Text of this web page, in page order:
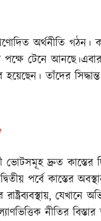
অর্থনীতি গঠন।
পক্ষে টেনে
তাঁদের
ভোটসমূহ দ্রুত
পর্বে কাস্তের
যেখানে
নীতির